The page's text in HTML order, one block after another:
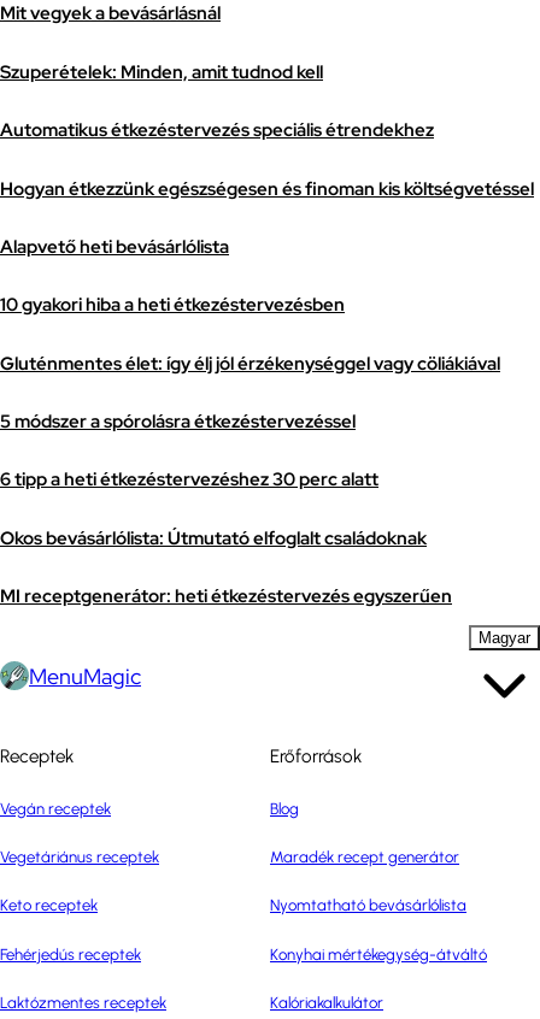
Mit vegyek a bevásárlásnál
Szuperételek: Minden, amit tudnod kell
Automatikus étkezéstervezés speciális étrendekhez
Hogyan étkezzünk egészségesen és finoman kis költségvetéssel
Alapvető heti bevásárlólista
10 gyakori hiba a heti étkezéstervezésben
Gluténmentes élet: így élj jól érzékenységgel vagy cöliákiával
5 módszer a spórolásra étkezéstervezéssel
6 tipp a heti étkezéstervezéshez 30 perc alatt
Okos bevásárlólista: Útmutató elfoglalt családoknak
MI receptgenerátor: heti étkezéstervezés egyszerűen
MenuMagic
Magyar
Receptek
Vegán receptek
Vegetáriánus receptek
Keto receptek
Fehérjedús receptek
Laktózmentes receptek
Erőforrások
Blog
Maradék recept generátor
Nyomtatható bevásárlólista
Konyhai mértékegység-átváltó
Kalóriakalkulátor